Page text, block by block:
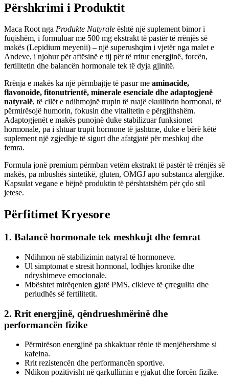
Përshkrimi i Produktit
Maca Root nga Produkte Natyrale është një suplement bimor i
fuqishëm, i formuluar me 500 mg ekstrakt të pastër të rrënjës së
makës (Lepidium meyenii) – një superushqim i vjetër nga malet e
Andeve, i njohur për aftësinë e tij për të rritur energjinë, forcën,
fertilitetin dhe balancën hormonale tek të dyja gjinitë.
Rrënja e makës ka një përmbajtje të pasur me aminacide,
flavonoide, fitonutrientë, minerale esenciale dhe adaptogjenë
natyralë, të cilët e ndihmojnë trupin të ruajë ekuilibrin hormonal, të
përmirësojë humorin, fokusin dhe vitalitetin e përgjithshëm.
Adaptogjenët e makës punojnë duke stabilizuar funksionet
hormonale, pa i shtuar trupit hormone të jashtme, duke e bërë këtë
suplement një zgjedhje të sigurt dhe afatgjatë për meshkuj dhe
femra.
Formula jonë premium përmban vetëm ekstrakt të pastër të rrënjës së
makës, pa mbushës sintetikë, gluten, OMGJ apo substanca alergjike.
Kapsulat vegane e bëjnë produktin të përshtatshëm për çdo stil
jetese.
Përfitimet Kryesore
1. Balancë hormonale tek meshkujt dhe femrat
Ndihmon në stabilizimin natyral të hormoneve.
Ul simptomat e stresit hormonal, lodhjes kronike dhe
ndryshimeve emocionale.
Mbështet mirëqenien gjatë PMS, cikleve të çrregullta dhe
periudhës së fertilitetit.
2. Rrit energjinë, qëndrueshmërinë dhe
performancën fizike
Përmirëson energjinë pa shkaktuar rënie të menjëhershme si
kafeina.
Rrit rezistencën dhe performancën sportive.
Ndikon pozitivisht në qarkullimin e gjakut dhe forcën fizike.